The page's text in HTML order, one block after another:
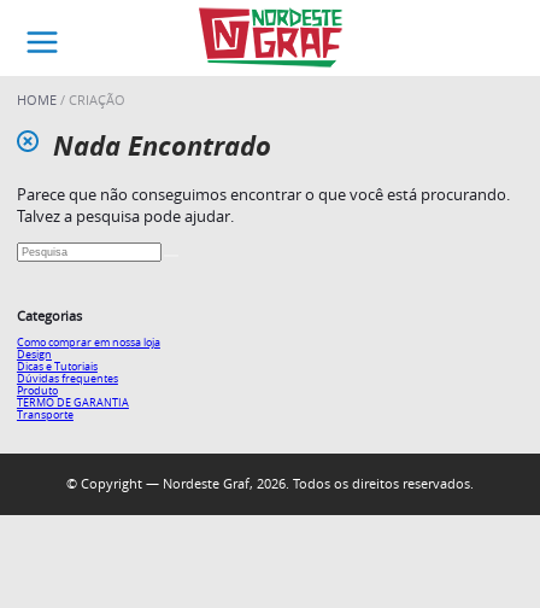
HOME CRIAÇÃO
Nada Encontrado
Parece que não conseguimos encontrar o que você está procurando.
Talvez a pesquisa pode ajudar.
Categorias
Como comprar em nossa loja
Design
Dicas e Tutoriais
Dúvidas frequentes
Produto
TERMO DE GARANTIA
Transporte
© Copyright — Nordeste Graf, 2026. Todos os direitos reservados.